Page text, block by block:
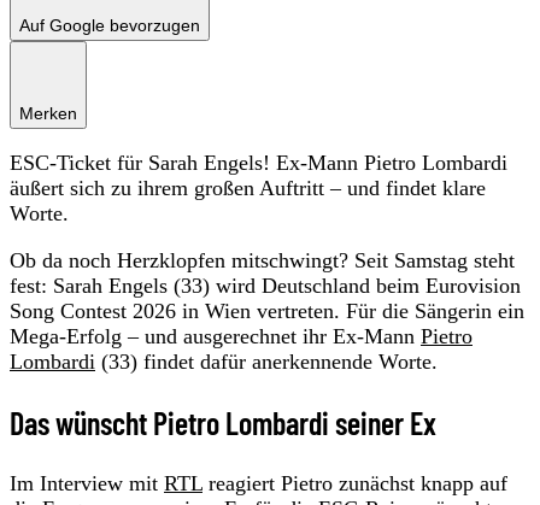
Auf Google bevorzugen
Merken
ESC-Ticket für Sarah Engels! Ex-Mann Pietro Lombardi
äußert sich zu ihrem großen Auftritt – und findet klare
Worte.
Ob da noch Herzklopfen mitschwingt? Seit Samstag steht
fest: Sarah Engels (33) wird Deutschland beim Eurovision
Song Contest 2026 in Wien vertreten. Für die Sängerin ein
Mega-Erfolg – und ausgerechnet ihr Ex-Mann Pietro
Lombardi (33) findet dafür anerkennende Worte.
Das wünscht Pietro Lombardi seiner Ex
Im Interview mit RTL reagiert Pietro zunächst knapp auf